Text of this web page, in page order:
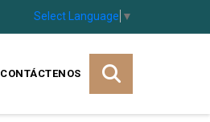
Select Language ▼
CONTÁCTENOS